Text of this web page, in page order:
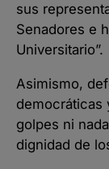
sus
Senadores e
Universitario”.
Asimismo,
democráticas
golpes ni
dignidad de